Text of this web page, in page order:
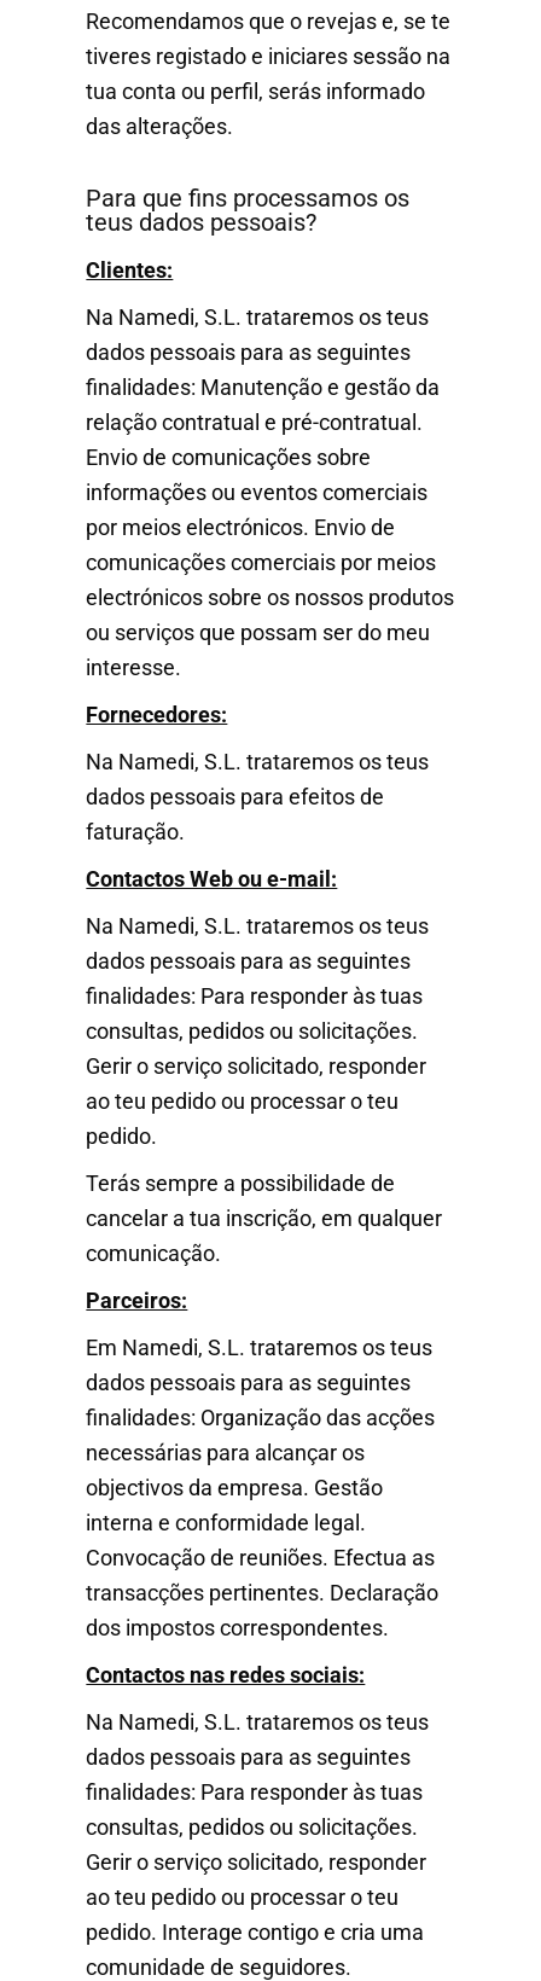
Recomendamos que o revejas e, se te
tiveres registado e iniciares sessão na
tua conta ou perfil, serás informado
das alterações.
Para que fins processamos os
teus dados pessoais?
Clientes:
Na Namedi, S.L. trataremos os teus
dados pessoais para as seguintes
finalidades: Manutenção e gestão da
relação contratual e pré-contratual.
Envio de comunicações sobre
informações ou eventos comerciais
por meios electrónicos. Envio de
comunicações comerciais por meios
electrónicos sobre os nossos produtos
ou serviços que possam ser do meu
interesse.
Fornecedores:
Na Namedi, S.L. trataremos os teus
dados pessoais para efeitos de
faturação.
Contactos Web ou e-mail:
Na Namedi, S.L. trataremos os teus
dados pessoais para as seguintes
finalidades: Para responder às tuas
consultas, pedidos ou solicitações.
Gerir o serviço solicitado, responder
ao teu pedido ou processar o teu
pedido.
Terás sempre a possibilidade de
cancelar a tua inscrição, em qualquer
comunicação.
Parceiros:
Em Namedi, S.L. trataremos os teus
dados pessoais para as seguintes
finalidades: Organização das acções
necessárias para alcançar os
objectivos da empresa. Gestão
interna e conformidade legal.
Convocação de reuniões. Efectua as
transacções pertinentes. Declaração
dos impostos correspondentes.
Contactos nas redes sociais:
Na Namedi, S.L. trataremos os teus
dados pessoais para as seguintes
finalidades: Para responder às tuas
consultas, pedidos ou solicitações.
Gerir o serviço solicitado, responder
ao teu pedido ou processar o teu
pedido. Interage contigo e cria uma
comunidade de seguidores.